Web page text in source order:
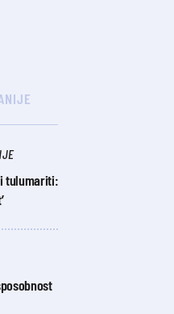
tulumariti: